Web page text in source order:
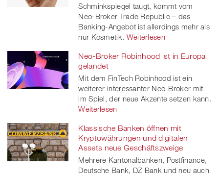
Schminkspiegel taugt, kommt vom
Neo-Broker Trade Republic – das
Banking-Angebot ist allerdings mehr als
nur Kosmetik. Weiterlesen
Neo-Broker Robinhood ist in Europa
gelandet
Mit dem FinTech Robinhood ist ein
weiterer interessanter Neo-Broker mit
im Spiel, der neue Akzente setzen kann.
Weiterlesen
Klassische Banken öffnen mit
Kryptowährungen und digitalen
Assets neue Geschäftszweige
Mehrere Kantonalbanken, Postfinance,
Deutsche Bank, DZ Bank und neu auch